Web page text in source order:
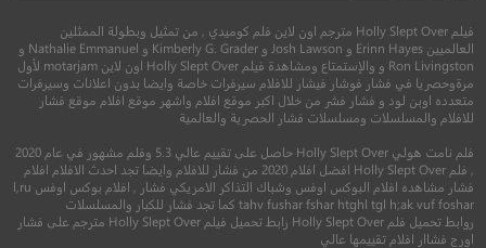
6.1
6.8
فيلم Holly Slept Over مترجم اون لاين فلم كوميدي , من تمثيل وبطولة الممثلين
العالميين Erinn Hayes و Josh Lawson و Kimberly G. Grader و Nathalie Emmanuel و
Ron Livingston و والإستمتاع ومشاهدة فيلم Holly Slept Over اون لاين motarjam لأول
مرةوحصريا في فشار فوشار فيشار للافلام سيرفرات خاصة وايضا بدون اعلانات وسيرفرات
متعدده اوبن لود و فشار فشر من خلال اكبر موقع افلام واشهر موقع افلام موقع فشار
للافلام والمسلسلات ومسلسلات فشار الحصرية والعالمية
فلم نامت هولي Holly Slept Over حاصل على تقييم عالي 5.3 وفلم مشهور في عام 2020
, فلم Holly Slept Over افضل افلام 2020 من فشار للافلام وايضا تجد احدث الافلام افلام
فشار مشاهده افلام البوكس اوفس وشباك التذاكر الامريكي فشار , افلام بوكس اوفس l,ru
tahv fushar fshar htghl tgl h;ak vuf foshar كما تجد فشار للكبار والمسلسلات
روابط تحميل فلم Holly Slept Over رابط تحميل فيلم Holly Slept Over مترجم على فشار
اورج فشاار افلام تقييمها عالي